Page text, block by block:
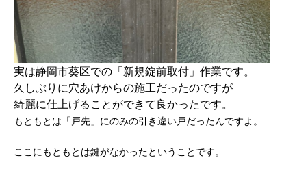
実は静岡市葵区での「新規錠前取付」作業です。
久しぶりに穴あけからの施工だったのですが
綺麗に仕上げることができて良かったです。
もともとは「戸先」にのみの引き違い戸だったんですよ。
ここにもともとは鍵がなかったということです。